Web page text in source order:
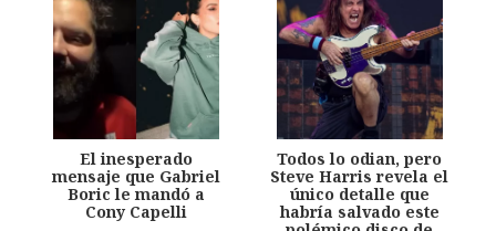
El inesperado
mensaje que Gabriel
Boric le mandó a
Cony Capelli
Todos lo odian, pero
Steve Harris revela el
único detalle que
habría salvado este